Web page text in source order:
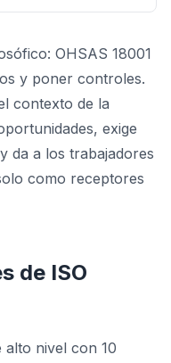
OHSAS 18001
y poner controles.
contexto de la
exige
da a los trabajadores
como receptores
de ISO
alto nivel con 10